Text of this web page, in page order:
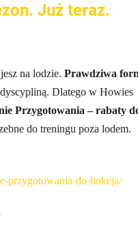
Już teraz.
na lodzie. Prawdziwa
Dlatego w Howies
Przygotowania – rabaty
do treningu poza lodem.
przygotowania-do-hokeja/